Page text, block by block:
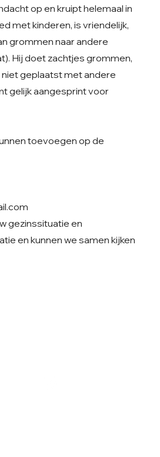
op en kruipt helemaal in
met kinderen, is vriendelijk,
grommen naar andere
Hij doet zachtjes grommen,
niet geplaatst met andere
gelijk aangesprint voor
toevoegen op de
gezinssituatie en
en kunnen we samen kijken